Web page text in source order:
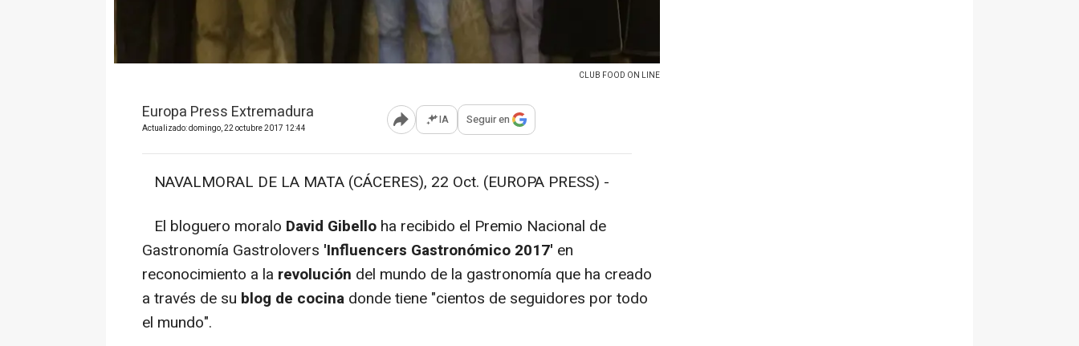
CLUB FOOD ON LINE
Europa Press Extremadura
Actualizado: domingo, 22 octubre 2017 12:44 Abrir opciones para compartir
IA Seguir en
NAVALMORAL DE LA MATA (CÁCERES), 22 Oct. (EUROPA PRESS) -
El bloguero moralo David Gibello ha recibido el Premio Nacional de
Gastronomía Gastrolovers 'Influencers Gastronómico 2017' en
reconocimiento a la revolución del mundo de la gastronomía que ha creado
a través de su blog de cocina donde tiene "cientos de seguidores por todo
el mundo".